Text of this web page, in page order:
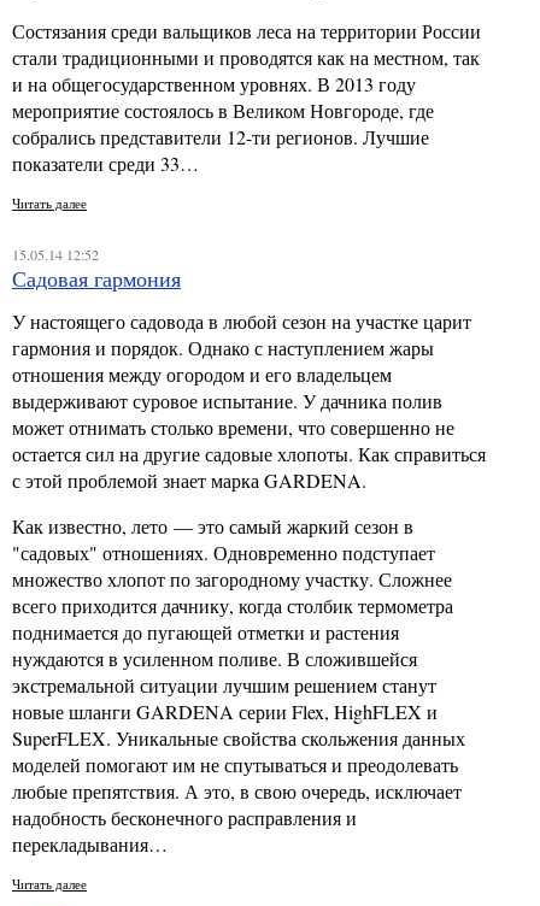
Состязания среди вальщиков леса на территории России
стали традиционными и проводятся как на местном, так
и на общегосударственном уровнях. В 2013 году
мероприятие состоялось в Великом Новгороде, где
собрались представители 12-ти регионов. Лучшие
показатели среди 33…
Читать далее
15.05.14 12:52
Садовая гармония
У настоящего садовода в любой сезон на участке царит
гармония и порядок. Однако с наступлением жары
отношения между огородом и его владельцем
выдерживают суровое испытание. У дачника полив
может отнимать столько времени, что совершенно не
остается сил на другие садовые хлопоты. Как справиться
с этой проблемой знает марка GARDENA.
Как известно, лето — это самый жаркий сезон в
"садовых" отношениях. Одновременно подступает
множество хлопот по загородному участку. Сложнее
всего приходится дачнику, когда столбик термометра
поднимается до пугающей отметки и растения
нуждаются в усиленном поливе. В сложившейся
экстремальной ситуации лучшим решением станут
новые шланги GARDENA серии Flex, HighFLEX и
SuperFLEX. Уникальные свойства скольжения данных
моделей помогают им не спутываться и преодолевать
любые препятствия. А это, в свою очередь, исключает
надобность бесконечного расправления и
перекладывания…
Читать далее